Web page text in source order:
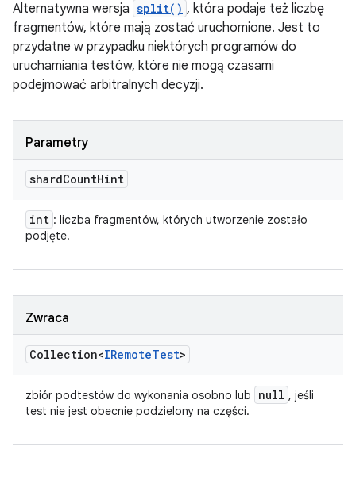
Alternatywna wersja split() , która podaje też liczbę
fragmentów, które mają zostać uruchomione. Jest to
przydatne w przypadku niektórych programów do
uruchamiania testów, które nie mogą czasami
podejmować arbitralnych decyzji.
Parametry
shardCountHint
int : liczba fragmentów, których utworzenie zostało
podjęte.
Zwraca
Collection<IRemoteTest>
zbiór podtestów do wykonania osobno lub null , jeśli
test nie jest obecnie podzielony na części.